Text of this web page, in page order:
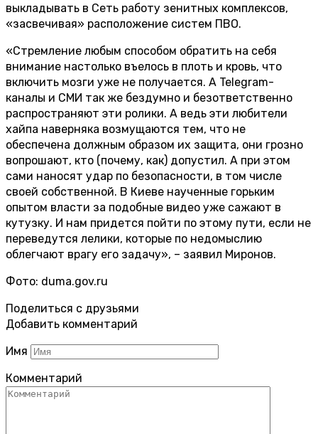
выкладывать в Сеть работу зенитных комплексов,
«засвечивая» расположение систем ПВО.
«Стремление любым способом обратить на себя
внимание настолько въелось в плоть и кровь, что
включить мозги уже не получается. А Telegram-
каналы и СМИ так же бездумно и безответственно
распространяют эти ролики. А ведь эти любители
хайпа наверняка возмущаются тем, что не
обеспечена должным образом их защита, они грозно
вопрошают, кто (почему, как) допустил. А при этом
сами наносят удар по безопасности, в том числе
своей собственной. В Киеве наученные горьким
опытом власти за подобные видео уже сажают в
кутузку. И нам придется пойти по этому пути, если не
переведутся лелики, которые по недомыслию
облегчают врагу его задачу», – заявил Миронов.
Фото: duma.gov.ru
Поделиться с друзьями
Добавить комментарий
Имя
Комментарий